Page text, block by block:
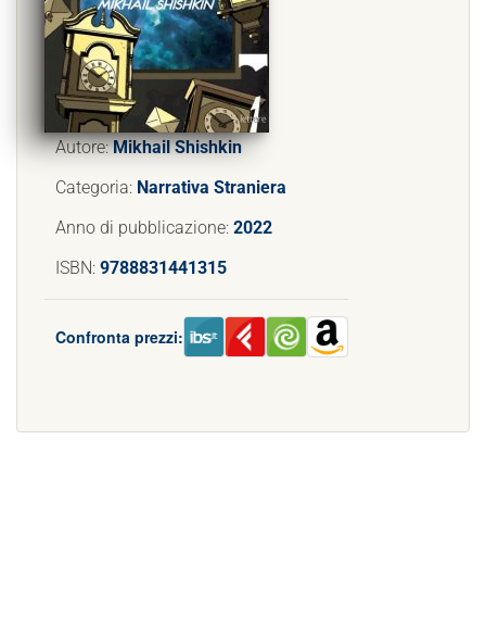
Autore:Mikhail Shishkin
Categoria: Narrativa Straniera
Anno di pubblicazione: 2022
ISBN: 9788831441315
Confronta prezzi: